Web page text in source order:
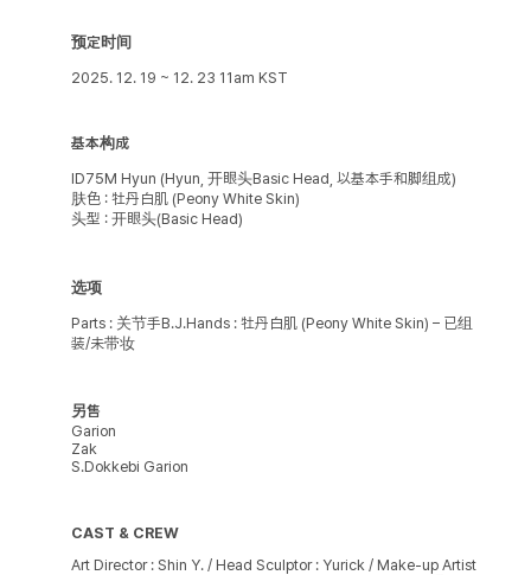
预定时间
2025. 12. 19 ~ 12. 23 11am KST
基本构成
ID75M Hyun (Hyun, 开眼头Basic Head, 以基本手和脚组成)
肤色 : 牡丹白肌 (Peony White Skin)
头型 : 开眼头(Basic Head)
选项
Parts : 关节手B.J.Hands : 牡丹白肌 (Peony White Skin) – 已组
装/未带妆
另售
Garion
Zak
S.Dokkebi Garion
CAST & CREW
Art Director : Shin Y. / Head Sculptor : Yurick / Make-up Artist